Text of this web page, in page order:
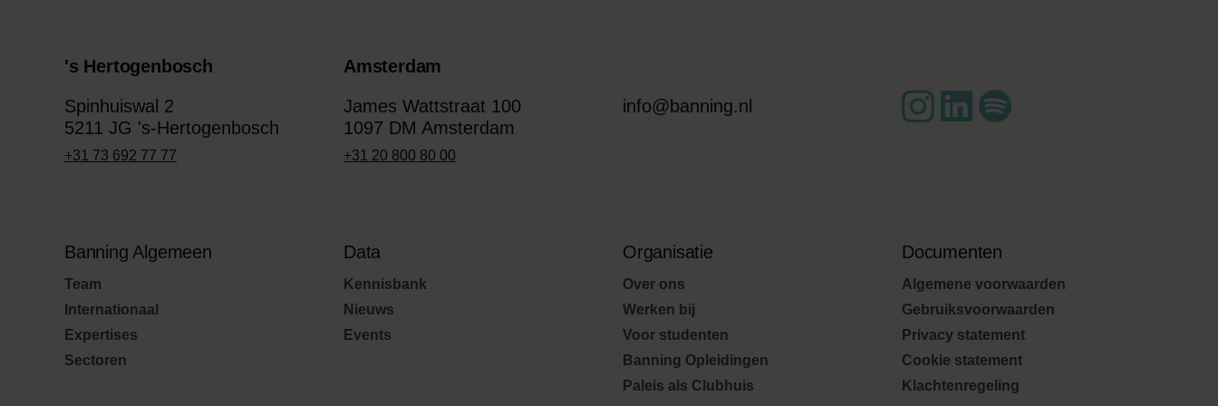
's Hertogenbosch
Spinhuiswal 2
5211 JG 's-Hertogenbosch
+31 73 692 77 77
Amsterdam
James Wattstraat 100
1097 DM Amsterdam
+31 20 800 80 00
info@banning.nl
Banning Algemeen
Team
Internationaal
Expertises
Sectoren
Data
Kennisbank
Nieuws
Events
Organisatie
Over ons
Werken bij
Voor studenten
Banning Opleidingen
Paleis als Clubhuis
Documenten
Algemene voorwaarden
Gebruiksvoorwaarden
Privacy statement
Cookie statement
Klachtenregeling